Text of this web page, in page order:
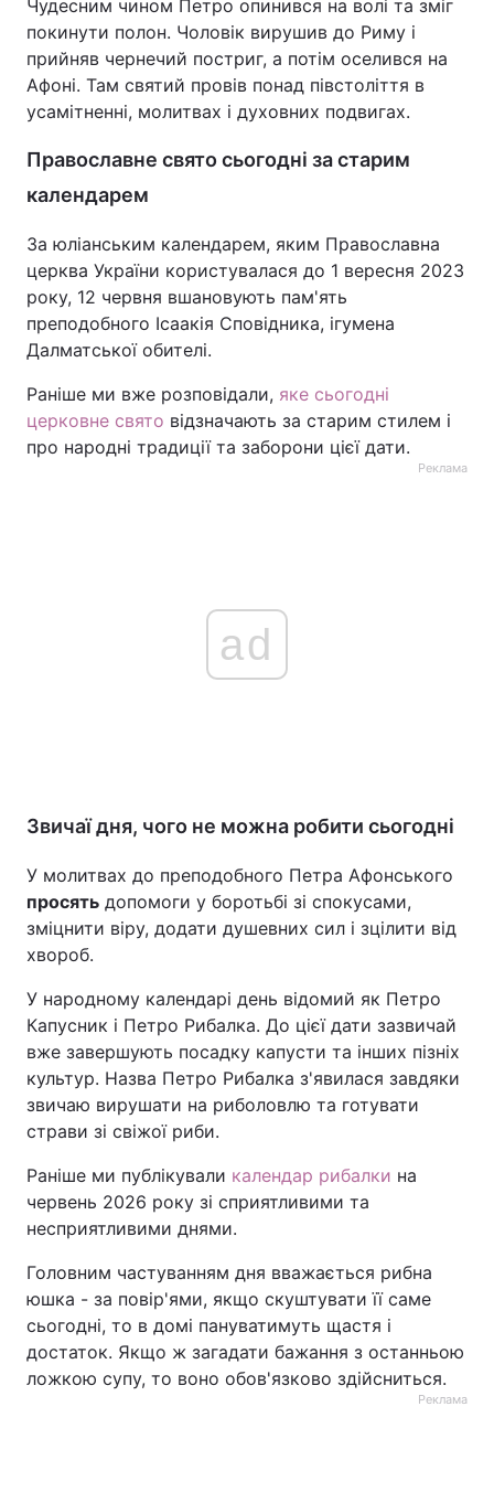
Чудесним чином Петро опинився на волі та зміг
покинути полон. Чоловік вирушив до Риму і
прийняв чернечий постриг, а потім оселився на
Афоні. Там святий провів понад півстоліття в
усамітненні, молитвах і духовних подвигах.
Православне свято сьогодні за старим
календарем
За юліанським календарем, яким Православна
церква України користувалася до 1 вересня 2023
року, 12 червня вшановують пам'ять
преподобного Ісаакія Сповідника, ігумена
Далматської обителі.
Раніше ми вже розповідали, яке сьогодні
церковне свято відзначають за старим стилем і
про народні традиції та заборони цієї дати.
Реклама
ad
Звичаї дня, чого не можна робити сьогодні
У молитвах до преподобного Петра Афонського
просять допомоги у боротьбі зі спокусами,
зміцнити віру, додати душевних сил і зцілити від
хвороб.
У народному календарі день відомий як Петро
Капусник і Петро Рибалка. До цієї дати зазвичай
вже завершують посадку капусти та інших пізніх
культур. Назва Петро Рибалка з'явилася завдяки
звичаю вирушати на риболовлю та готувати
страви зі свіжої риби.
Раніше ми публікували календар рибалки на
червень 2026 року зі сприятливими та
несприятливими днями.
Головним частуванням дня вважається рибна
юшка - за повір'ями, якщо скуштувати її саме
сьогодні, то в домі пануватимуть щастя і
достаток. Якщо ж загадати бажання з останньою
ложкою супу, то воно обов'язково здійсниться.
Реклама